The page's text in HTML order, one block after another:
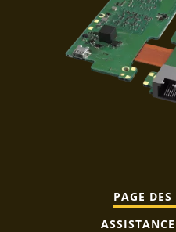
PAGE